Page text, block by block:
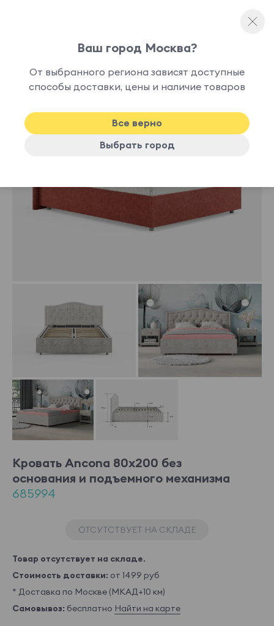
наличии
Кровать Ancona 80x200 без
основания и подъемного механизма
685994
ОТСУТСТВУЕТ НА СКЛАДЕ
Товар отсутствует на складе.
Стоимость доставки: от 1499 руб
* Доставка по Москве (МКАД+10 км)
Самовывоз: бесплатно Найти на карте
Ваш город Москва?
От выбранного региона зависят доступные
способы доставки, цены и наличие товаров
Все верно
Выбрать город